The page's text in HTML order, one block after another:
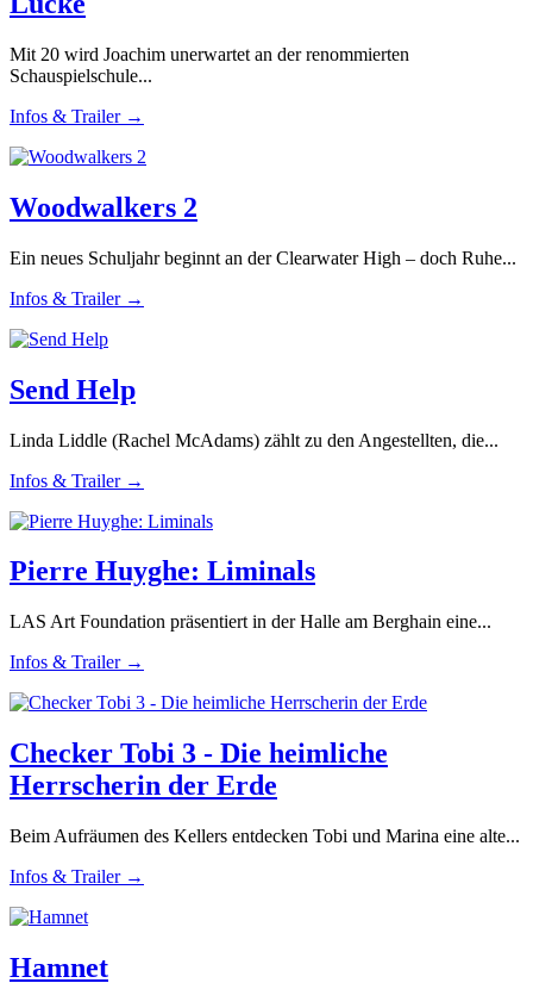
Mit 20 wird Joachim unerwartet an der renommierten
Schauspielschule...
Infos & Trailer →
Woodwalkers 2
Ein neues Schuljahr beginnt an der Clearwater High – doch Ruhe...
Infos & Trailer →
Send Help
Linda Liddle (Rachel McAdams) zählt zu den Angestellten, die...
Infos & Trailer →
Pierre Huyghe: Liminals
LAS Art Foundation präsentiert in der Halle am Berghain eine...
Infos & Trailer →
Checker Tobi 3 - Die heimliche
Herrscherin der Erde
Beim Aufräumen des Kellers entdecken Tobi und Marina eine alte...
Infos & Trailer →
Hamnet